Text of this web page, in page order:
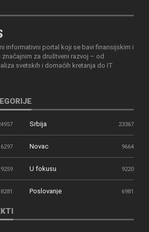
informativni portal koji se bavi finansijskim i
za društveni razvoj – od
svetskih i domaćih kretanja do IT
Srbija 23367
Novac 9664
9259 U fokusu 9220
8281 Poslovanje 6981